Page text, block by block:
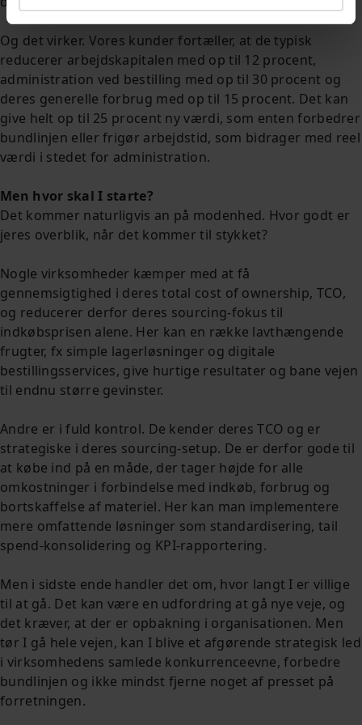
Og det virker. Vores kunder fortæller, at de typisk
reducerer arbejdskapitalen med op til 12 procent,
administration ved bestilling med op til 30 procent og
deres generelle forbrug med op til 15 procent. Det kan
give helt op til 25 procent ny værdi, som enten forbedrer
bundlinjen eller frigør arbejdstid, som bidrager med reel
værdi i stedet for administration.
Men hvor skal I starte?
Det kommer naturligvis an på modenhed. Hvor godt er
jeres overblik, når det kommer til stykket?
Nogle virksomheder kæmper med at få
gennemsigtighed i deres total cost of ownership, TCO,
og reducerer derfor deres sourcing-fokus til
indkøbsprisen alene. Her kan en række lavthængende
frugter, fx simple lagerløsninger og digitale
bestillingsservices, give hurtige resultater og bane vejen
til endnu større gevinster.
Andre er i fuld kontrol. De kender deres TCO og er
strategiske i deres sourcing-setup. De er derfor gode til
at købe ind på en måde, der tager højde for alle
omkostninger i forbindelse med indkøb, forbrug og
bortskaffelse af materiel. Her kan man implementere
mere omfattende løsninger som standardisering, tail
spend-konsolidering og KPI-rapportering.
Men i sidste ende handler det om, hvor langt I er villige
til at gå. Det kan være en udfordring at gå nye veje, og
det kræver, at der er opbakning i organisationen. Men
tør I gå hele vejen, kan I blive et afgørende strategisk led
i virksomhedens samlede konkurrenceevne, forbedre
bundlinjen og ikke mindst fjerne noget af presset på
forretningen.